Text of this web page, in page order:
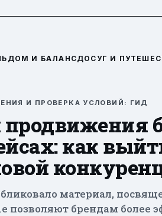
ДОМ И БАЛАНСДОСУГ И
И ПРОВЕРКА УСЛОВИЙ: ГИД
продвижения
как
материал,
позволяют брендам более